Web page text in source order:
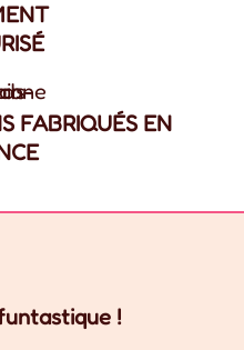
FABRIQUÉS EN
!